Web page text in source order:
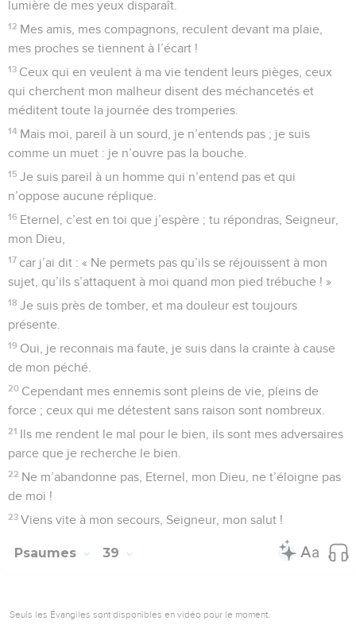
et ils sont rassasiés quand la famine est là,
20 tandis que les méchants disparaissent, les ennemis de
l’Eternel connaissent le même sort que les plus beaux
pâturages : ils s’évanouissent, ils s’évanouissent comme une
fumée.
21 Le méchant emprunte, et il ne rend pas ; le juste est
compatissant, et il donne,
22 car ceux que l’Eternel bénit possèdent le pays, et ceux
qu’il maudit sont exterminés.
23 L’Eternel affermit les pas de l’homme, et il prend plaisir à
sa voie ;
24 s’il tombe, il n’est pas rejeté, car l’Eternel lui prend la
main.
25 J’ai été jeune, j’ai vieilli, et je n’ai pas vu le juste être
abandonné ni ses descendants mendier leur pain.
26 Il est toujours compatissant, il prête, et sa descendance
est bénie.
27 Détourne-toi du mal, fais le bien, et tu auras pour toujours
une demeure,
28 car l’Eternel aime ce qui est droit, et il n’abandonne pas
ses fidèles : ils sont toujours sous sa garde, tandis que la
descendance des méchants est exterminée.
29 Les justes posséderont le pays, et ils y demeureront
définitivement.
30 La bouche du juste annonce la sagesse, et sa langue
31
La loi de son Dieu est dans son cœur, ses pas ne